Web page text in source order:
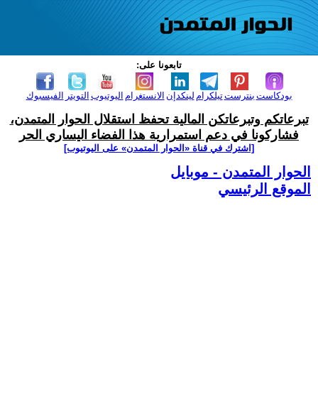
تابعونا على:
الفيسبوك التويتر اليوتيوب الانستغرام لينكدإن تيلكرامبنترست بودكاست
تبرعاتكم وتبرعاتكن المالية تحفظ استقلال الحوار المتمدن،
فشاركونا في دعم استمرارية هذا الفضاء اليساري الحر
[اشترك في قناة ‫«الحوار المتمدن» على اليوتيوب]
الحوار المتمدن - موبايل
الموقع الرئيسي